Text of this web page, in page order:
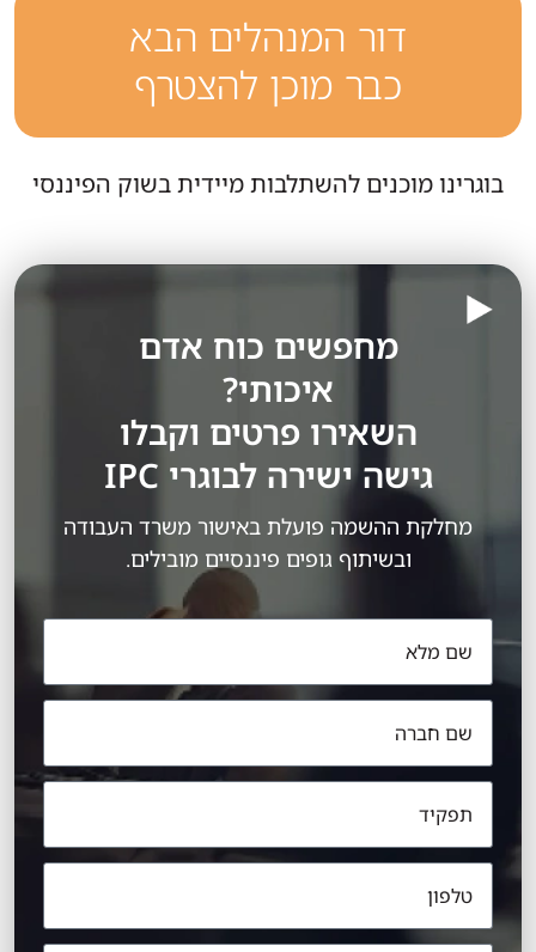
מחפשים כוח אדם
איכותי?
השאירו פרטים וקבלו
גישה ישירה לבוגרי IPC
מחלקת ההשמה פועלת באישור משרד העבודה
ובשיתוף גופים פיננסיים מובילים.
דור המנהלים הבא
כבר מוכן להצטרף
בוגרינו מוכנים להשתלבות מיידית בשוק הפיננסי